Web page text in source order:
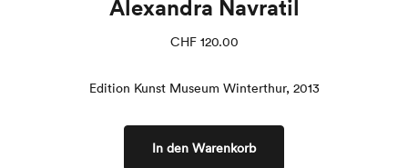
Alexandra Navratil
CHF120.00
Edition Kunst Museum Winterthur, 2013
In den Warenkorb